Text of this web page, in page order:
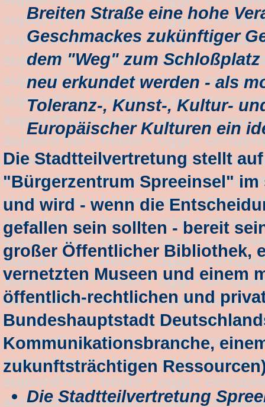
Breiten Straße eine hohe
Geschmackes zukünftiger
dem "Weg" zum
neu erkundet werden - als
Toleranz-, Kunst-, Kultur-
Europäischer Kulturen ein
Die Stadtteilvertretung stellt
"Bürgerzentrum Spreeinsel"
und wird - wenn die
gefallen sein sollten - bereit
großer Öffentlicher Bibliothek,
vernetzten Museen und einem
öffentlich-rechtlichen und
Bundeshauptstadt
Kommunikationsbranche,
zukunftsträchtigen
Die Stadtteilvertretung